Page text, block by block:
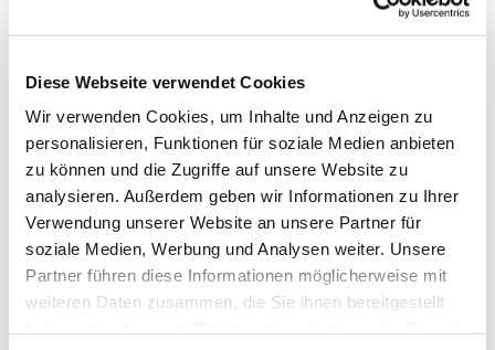
Diese Webseite verwendet Cookies
Wir verwenden Cookies, um Inhalte und Anzeigen zu
personalisieren, Funktionen für soziale Medien anbieten
zu können und die Zugriffe auf unsere Website zu
analysieren. Außerdem geben wir Informationen zu Ihrer
Verwendung unserer Website an unsere Partner für
soziale Medien, Werbung und Analysen weiter. Unsere
Partner führen diese Informationen möglicherweise mit
weiteren Daten zusammen, die Sie ihnen bereitgestellt
deshalb auf bedeutsame aktuelle Entwicklungen in
unserer Gesellschaft blicken und fragen, welcher politische
Vordringlichkeit zu tun ist. Um das mit ausgewiesenen
Fachleuten zu erörtern, laden wir wieder zu sechs
Seminarabenden ein.
Das Kuratorium
Mittwoch, 14. November, 20 Uhr:
Rechtsrutsch in Deutschland – Was ist zu tun?
Prof. Dr. Wilhelm Heitmeyer, Universität Bielefeld: Institut
für interdisziplinäre Konflikt-und Gewaltforschung